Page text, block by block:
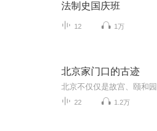
法制史国庆班
12 1万
北京家门口的古迹
22 1.2万